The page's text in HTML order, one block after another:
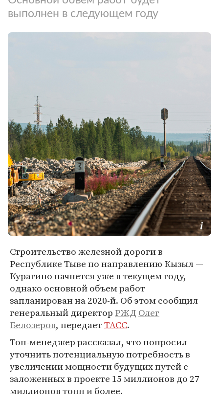
выполнен в следующем году
Строительство железной дороги в
Республике Тыве по направлению Кызыл —
Курагино начнется уже в текущем году,
однако основной объем работ
запланирован на 2020-й. Об этом сообщил
генеральный директор РЖД Олег
Белозеров, передаетТАСС.
Топ-менеджер рассказал, что попросил
уточнить потенциальную потребность в
увеличении мощности будущих путей с
заложенных в проекте 15 миллионов до 27
миллионов тонн и более.